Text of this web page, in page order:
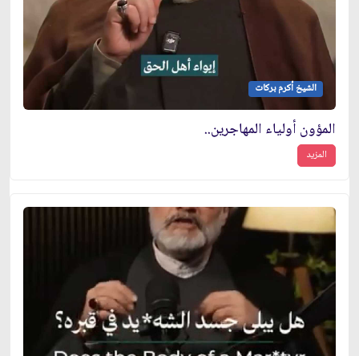
الشيخ أكرم بركات
المؤون أولياء المهاجرين..
المزيد